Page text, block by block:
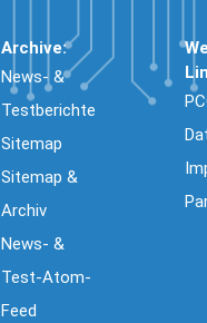
Archive:
News- &
Testberichte
Sitemap
Sitemap &
Archiv
News- &
Test-Atom-
Feed